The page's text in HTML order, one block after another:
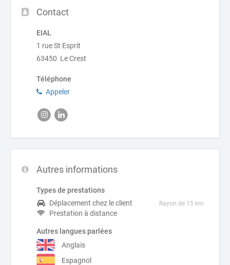
Contact
EIAL
1 rue St Esprit
63450 Le Crest
Téléphone
Appeler
Autres informations
Types de prestations
Déplacement chez le client
Rayon de 15 km
Prestation à distance
Autres langues parlées
Anglais
Espagnol